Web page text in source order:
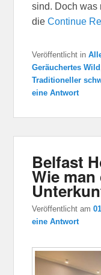
sind. Doch was
dieContinue
Veröffentlicht in
Geräuchertes Wild
Traditioneller
eine Antwort
Belfast
Wie
Veröffentlicht am
eine Antwort